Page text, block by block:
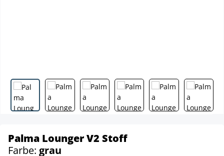
Palma Lounger V2 Stoff
Farbe: grau